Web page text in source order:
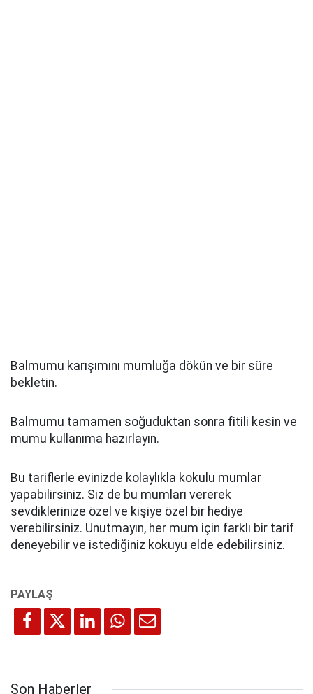
Balmumu karışımını mumluğa dökün ve bir süre
bekletin.
Balmumu tamamen soğuduktan sonra fitili kesin ve
mumu kullanıma hazırlayın.
Bu tariflerle evinizde kolaylıkla kokulu mumlar
yapabilirsiniz. Siz de bu mumları vererek
sevdiklerinize özel ve kişiye özel bir hediye
verebilirsiniz. Unutmayın, her mum için farklı bir tarif
deneyebilir ve istediğiniz kokuyu elde edebilirsiniz.
Son Haberler